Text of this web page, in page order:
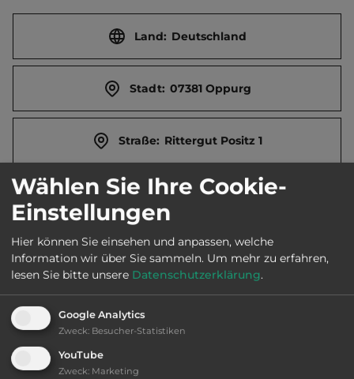
Land: Deutschland
Stadt: 07381 Oppurg
Straße: Rittergut Positz 1
E-Mail: info@rittergut-positz.de
Webseite: www.rittergut-positz.de
Öffnungszeiten: Ganzjährig geöffnet
Wählen Sie Ihre Cookie-
Einstellungen
Hier können Sie einsehen und anpassen, welche
Information wir über Sie sammeln. Um mehr zu erfahren,
lesen Sie bitte unsere Datenschutzerklärung.
Google Analytics
Zweck: Besucher-Statistiken
YouTube
Zweck: Marketing